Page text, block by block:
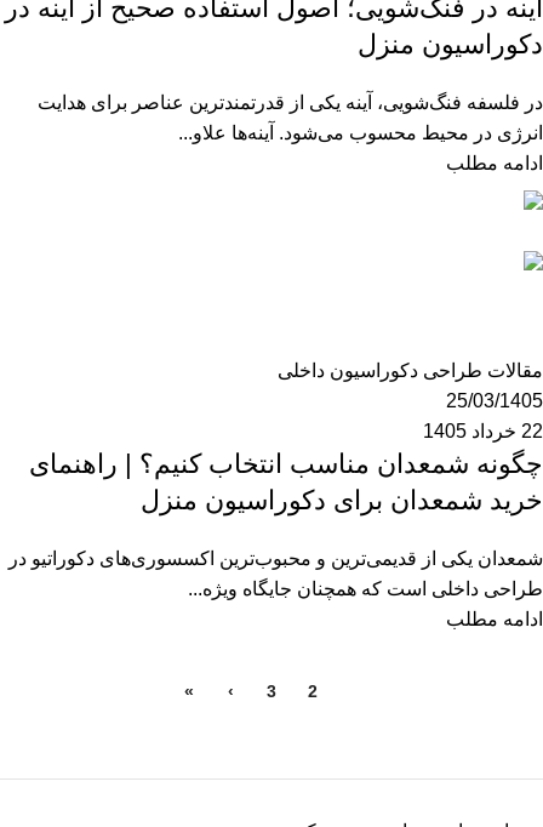
آینه در فنگ‌شویی؛ اصول استفاده صحیح از آینه در
دکوراسیون منزل
در فلسفه فنگ‌شویی، آینه یکی از قدرتمندترین عناصر برای هدایت
انرژی در محیط محسوب می‌شود. آینه‌ها علاو...
ادامه مطلب
مقالات طراحی دکوراسیون داخلی
25/03/1405
22 خرداد 1405
چگونه شمعدان مناسب انتخاب کنیم؟ | راهنمای
خرید شمعدان برای دکوراسیون منزل
شمعدان یکی از قدیمی‌ترین و محبوب‌ترین اکسسوری‌های دکوراتیو در
طراحی داخلی است که همچنان جایگاه ویژه‌...
ادامه مطلب
2
3
›
»